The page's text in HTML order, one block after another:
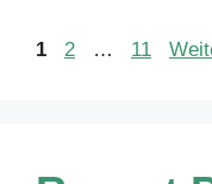
Seite
1 Seite
2 … Seite
11